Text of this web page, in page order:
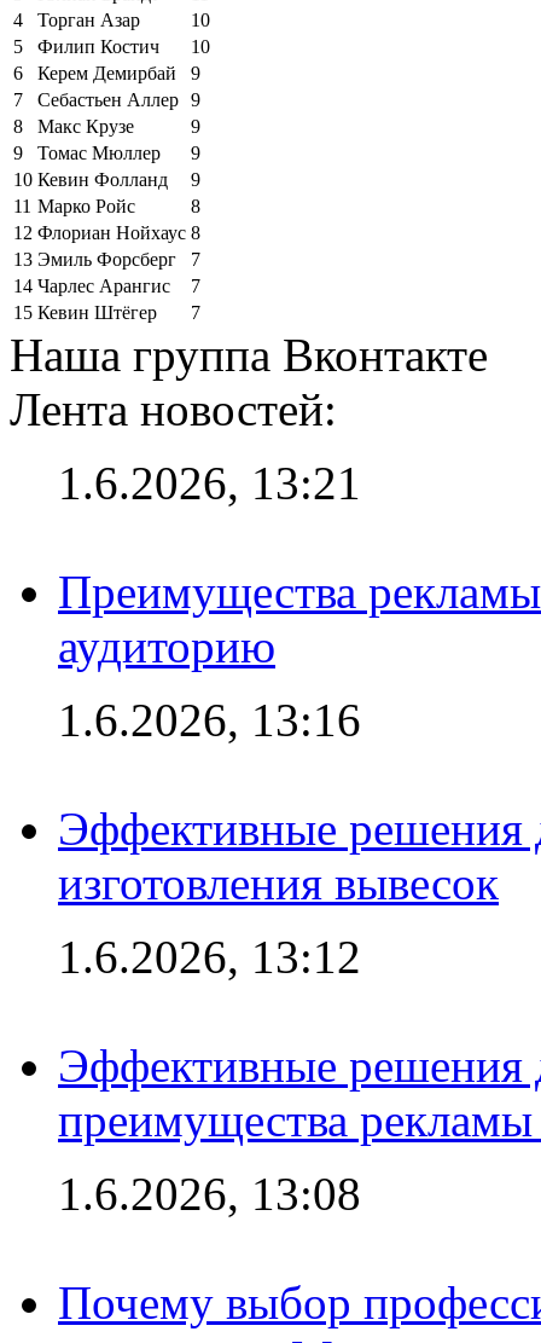
4
Торган Азар
10
5
Филип Костич
10
6
Керем Демирбай
9
7
Себастьен Аллер 9
8
Макс Крузе
9
9
Томас Мюллер
9
10 Кевин Фолланд
9
11 Марко Ройс
8
12 Флориан Нойхаус 8
13 Эмиль Форсберг
7
14 Чарлес Арангис
7
15 Кевин Штёгер 7
Наша группа Вконтакте
Лента новостей:
1.6.2026, 13:21
Преимущества
аудиторию
1.6.2026, 13:16
Эффективные решения
изготовления вывесок
1.6.2026, 13:12
Эффективные решения
преимущества рекламы
1.6.2026, 13:08
Почему выбор